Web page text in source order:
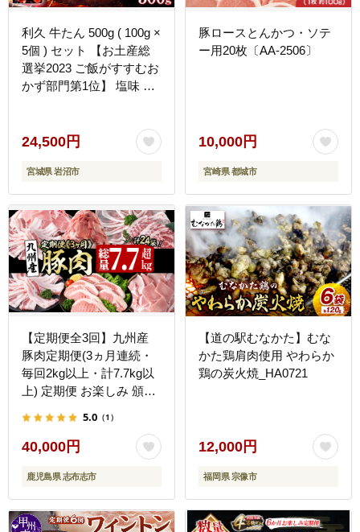
利久 牛たん 500g ( 100g ×
5個 ) セット 【お土産総
選挙2023 ご飯がすすむお
かず部門第1位】 塩味 厚
24,500円
宮城県 岩沼市
豚ロースとんかつ・ソテ
ー用20枚〔AA-2506〕
10,000円
宮崎県 都城市
【定期便全3回】九州産
豚肉定期便(3ヵ月連続・
毎回2kg以上・計7.7kg以
上) 定期便 お楽しみ 頒布
ース 冷凍 小分け すき焼
き しゃぶしゃぶ 豚しゃぶ
ランキング 人気 とんかつ
トンカツ t0040-013
5.0 （1）
40,000円
鹿児島県 志布志市
【道の駅むなかた】むな
かた鶏肩肉使用 やわらか
鶏の炭火焼_HA0721
12,000円
福岡県 宗像市